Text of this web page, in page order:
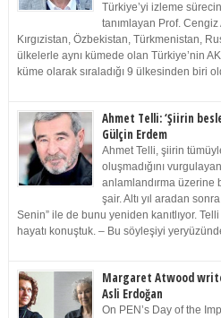
Türkiye’yi izleme
tanımlayan Prof. Cengiz
Kırgızistan, Özbekistan, Türkmenistan,
ülkelerle aynı kümede olan Türkiye’nin
küme olarak sıraladığı 9 ülkesinden biri
Ahmet Telli: ‘Şiirin
Gülçin Erdem
Ahmet Telli, şiirin
oluşmadığını
anlamlandırma üzerine
şair. Altı yıl aradan
Senin” ile de bunu yeniden kanıtlıyor.
hayatı konuştuk. – Bu söyleşiyi
Margaret Atwood
Asli Erdoğan
On PEN’s Day of the